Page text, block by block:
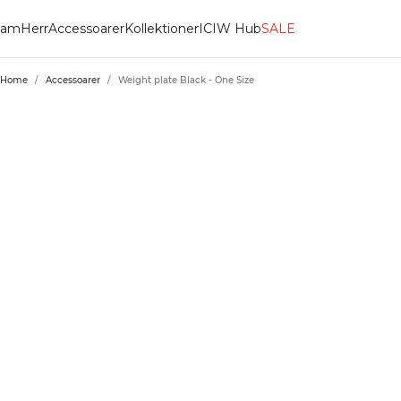
HerrAccessoarerKollektionerICIW HubSALE
Home / Accessoarer / Weight plate Black - One Size